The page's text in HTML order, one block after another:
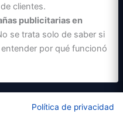
clientes.
publicitarias en
se trata solo de saber si
por qué funcionó
Política de privacidad